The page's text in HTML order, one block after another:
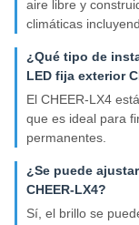
aire libre y
climáticas
¿Qué tipo de
LED fija exterior
El CHEER-LX4
que es ideal para
permanentes.
¿Se puede
CHEER-LX4?
Sí, el brillo se